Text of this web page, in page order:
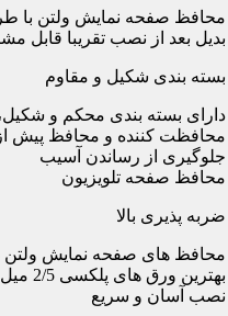
محافظ صفحه نمایش ولتن با
بدیل بعد از نصب تقریبا قابل
بسته بندی شکیل و مقاوم
دارای بسته بندی محکم و
محافظت کننده و محافظ پیش
جلوگیری از رساندن آسیب
محافظ صفحه تلویزیون
ضربه پذیری بالا
محافظ های صفحه نمایش ولتن
بهترین ورق های پلکسی 2/5 میل و 2/8 میل تایوانی ساخته شدند.
نصب آسان و سریع